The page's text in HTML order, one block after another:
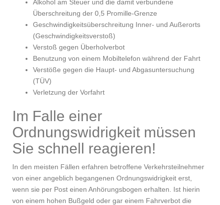
Alkohol am Steuer und die damit verbundene
Überschreitung der 0,5 Promille-Grenze
Geschwindigkeitsüberschreitung Inner- und Außerorts
(Geschwindigkeitsverstoß)
Verstoß gegen Überholverbot
Benutzung von einem Mobiltelefon während der Fahrt
Verstöße gegen die Haupt- und Abgasuntersuchung
(TÜV)
Verletzung der Vorfahrt
Im Falle einer
Ordnungswidrigkeit müssen
Sie schnell reagieren!
In den meisten Fällen erfahren betroffene Verkehrsteilnehmer
von einer angeblich begangenen Ordnungswidrigkeit erst,
wenn sie per Post einen Anhörungsbogen erhalten. Ist hierin
von einem hohen Bußgeld oder gar einem Fahrverbot die